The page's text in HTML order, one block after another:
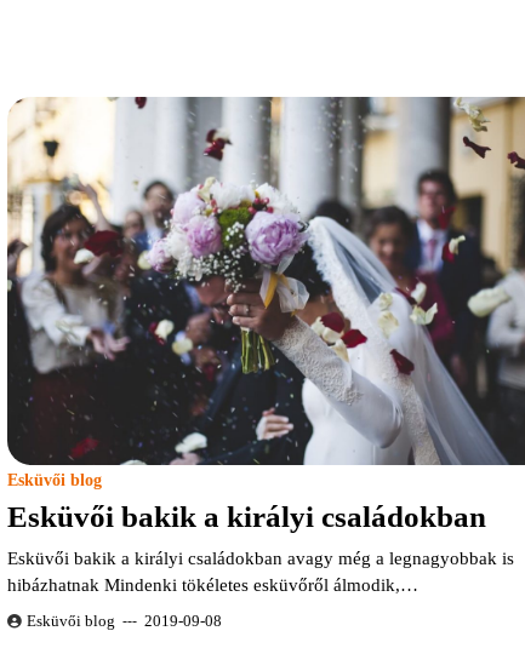
Esküvői blog
Esküvői bakik a királyi családokban
Esküvői bakik a királyi családokban avagy még a legnagyobbak is
hibázhatnak Mindenki tökéletes esküvőről álmodik,…
Esküvői blog 2019-09-08